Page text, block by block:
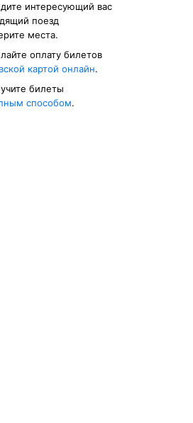
интересующий вас
поезд
места.
оплату билетов
картой онлайн.
билеты
способом.